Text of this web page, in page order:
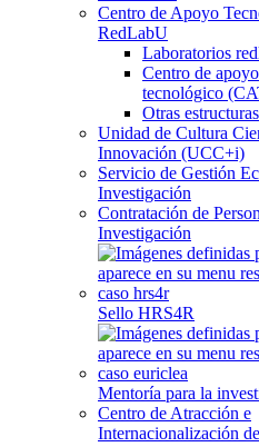
Centro de Apoyo
RedLabU
Laboratorios
Centro de apoyo
tecnológico
Otras estructuras
Unidad de Cultura
Innovación (UCC+i)
Servicio de Gestión
Investigación
Contratación de
Investigación
Sello HRS4R
Mentoría para la
Centro de Atracción e
Internacionalización